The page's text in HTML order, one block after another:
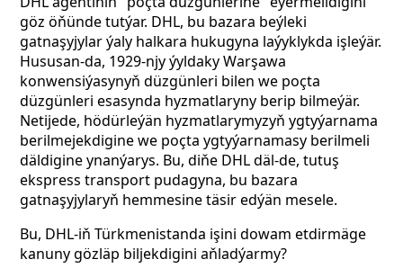
göz öňünde tutýar. DHL, bu bazara beýleki
gatnaşyjylar ýaly halkara hukugyna laýyklykda işleýär.
Hususan-da, 1929-njy ýyldaky Warşawa
konwensiýasynyň düzgünleri bilen we poçta
düzgünleri esasynda hyzmatlaryny berip bilmeýär.
Netijede, hödürleýän hyzmatlarymyzyň ygtyýarnama
berilmejekdigine we poçta ygtyýarnamasy berilmeli
däldigine ynanýarys. Bu, diňe DHL däl-de, tutuş
ekspress transport pudagyna, bu bazara
gatnaşyjylaryň hemmesine täsir edýän mesele.
Bu, DHL-iň Türkmenistanda işini dowam etdirmäge
kanuny gözläp biljekdigini aňladýarmy?